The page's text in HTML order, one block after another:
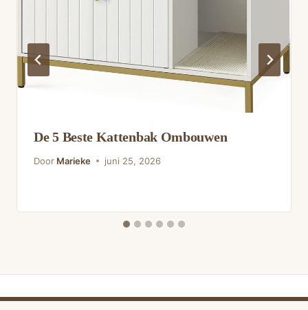
De 5 Beste Kattenbak Ombouwen
Door Marieke juni 25, 2026